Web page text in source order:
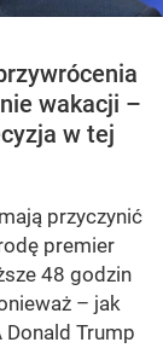
wakacji –
w tej
przyczynić
premier
48 godzin
– jak
Donald Trump